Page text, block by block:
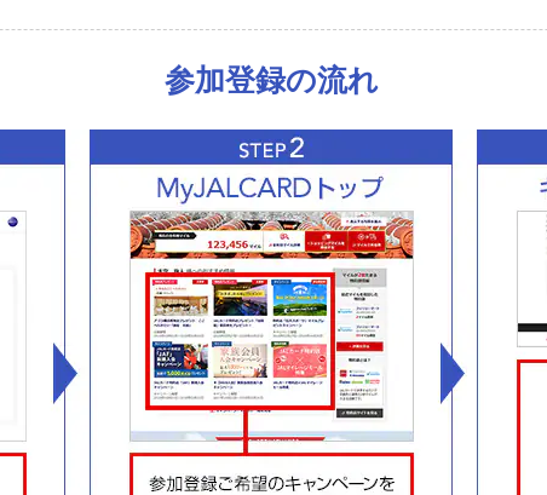
参加登録の流れ